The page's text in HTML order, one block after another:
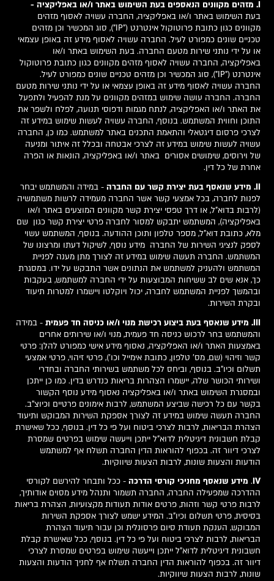
I. מזהים מקוונים הנאספים בעת השימוש באתר ו/או באפליקציה -
בעת השימוש באתר ו/או באפליקציה, החברה עשויה לאסוף מזהים
מקוונים כגון כתובת פרוטוקול אינטרנט ("IP"), סוג המכשיר וכן מזהים
טכניים שונים כמפורט לעיל. החברה עשויה לאסוף מידע זה באופן עצמאי
או על ידי נותני שירות מטעם החברה. בעת השימוש באתר ו/או
באפליקציה, החברה עשויה לאסוף מזהים מקוונים כגון כתובת פרוטוקול
אינטרנט ("IP"), סוג המכשיר וכן מזהים טכניים שונים כמפורט לעיל.
החברה עשויה לאסוף מידע זה באופן עצמאי או על ידי נותני שירות מטעם
החברה. החברה עושה שימוש במזהים מקוונים על מנת להפעיל ולתפעל
את האתר ו/או האפליקציה, לנתח מגמות ודפוסי תנועה, לפלח ולשפר את
התוכן וחווית המשתמש. בנוסף, החברה עשויה לעשות שימוש במידע זה
לצרכי פרסום דיגטאלי והתאמת התכנים באתר למשתמש. כמו כן, החברה
עשויה לעשות שימוש במידע זה לצרכי אבטחה ובכלל זה איתור ומניעה
של וירוסים, שימושים אסורים באתר ו/או באפליקציה, הונאות או הפרה
אחרת של כל דין.
II. מידע שנאסף בעת יצירת קשר עם החברה
- במידה והמשתמש יבחר
לפנות לחברה, בכל אמצעי קשר אשר החברה מעמידה לרשות משתמשיה
(לרבות בדוא"ל, או דרך טפסי יצירת קשר מקוונים המוצעים באתר ו/או
באפליקציה), המשתמש יתבקש למסור לחברה פרטי יצירת קשר כגון שם
מלא, כתובת דוא"ל, מספר טלפון ותוכן ההודעה. בנוסף, המשתמש עשוי
לספק לנציגי השירות של החברה מידע נוסף, לשיקול דעתו ומרצונו של
המשתמש. החברה תעשה שימוש במידע זה לצורך מתן מענה לפניית
המשתמש ולהעניק למשתמש את הנתונים אשר התבקש על ידו. במסגרת
כך, אנא שים לב ששיחות המבוצעות על ידי החברה למשתמש, בעקבות
ובהמשך לפניית המשתמש לחברה, יכול ויוקלטו ויישמרו למטרות תיעוד
ובקרת השירות.
III. מידע שנאסף בעת ביצוע רכישת מנוי ו/או כניסה חד פעמית
- במידה
והמשתמש בחר לרכוש כניסה חד פעמית, מנוי ו/או שירותים אחרים
באמצעות האתר ו/או האפליקציה, נאסוף מידע אישי כמפורט להלן: פרטי
קשר וזיהוי (שם, מס' טלפון, כתובת אימייל וכו'), פרטי זיהוי, פרטי אמצעי
תשלום וכיו"ב. בנוסף, וביחס לכל משתמש בשירותי החברה ובחדרי
ושירותי הכושר שלה, יישמרו הצהרות בריאות כנדרש בדין. כמו כן ייתכן
ובמסגרת השימוש באתר ו/או באפליקציה נאסוף מידע נוסף הקשור
בקשר עם כל רכישה שביצע המשתמש, לרבות אימונים פרטיים וכיוצ"ב.
החברה תעשה שימוש במידע זה לצורך אספקת השירות המבוקש ותיעוד
הצהרת הבריאות, לרבות לצרכי ביטוח ועל פי כל דין. בנוסף, ככל שאישרת
קבלת חשבונית דיגיטלית לדוא"ל ייתכן וייעשה שימוש בפרטים שמסרת
לצרכי דיוור זה. בכפוף להוראות הדין החברה תשלח אף למשתמש
הודעות והצעות שונות, לרבות הצעות שיווקיות.
IV
. מידע שנאסף מחניכי קורסי הדרכה - ככל ותבחר להירשם לקורסי
ההדרכה שמפעילה החברה, החברה תשמור ותנהל מידע מסוים אודותיך,
לרבות פרטי קשר וזהות, פרטים אודות תעודות מקצועיות, הצהרת בריאות
בסיסית, פרטי תשלום וכיו"ב. המידע ישמש לצורך אספקת השירות
המבוקש, הענקת תעודת סיום פרסונלית וכן עבור תיעוד הצהרת
הבריאות, לרבות לצרכי ביטוח ועל פי כל דין. בנוסף, ככל שאישרת קבלת
חשבונית דיגיטלית לדוא"ל ייתכן וייעשה שימוש בפרטים שמסרת לצרכי
דיוור זה. בכפוף להוראות הדין החברה תשלח אף לחניך הודעות והצעות
שונות, לרבות הצעות שיווקיות.